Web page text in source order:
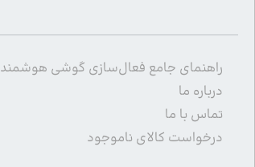
راهنمای جامع فعال‌سازی گوشی هوشمند
درباره ما
تماس با ما
درخواست کالای ناموجود